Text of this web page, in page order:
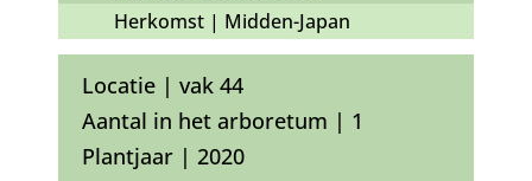
Herkomst | Midden-Japan
Locatie | vak 44
Aantal in het arboretum | 1
Plantjaar | 2020